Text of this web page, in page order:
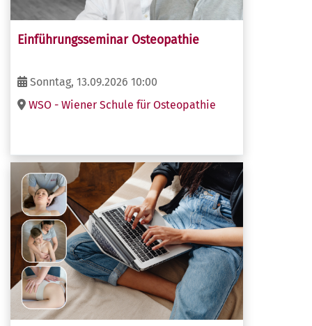
Einführungsseminar Osteopathie
Sonntag, 13.09.2026 10:00
WSO - Wiener Schule für Osteopathie